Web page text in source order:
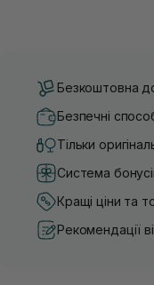
Безкоштовна
Безпечні
Тільки
Система
Кращі ціни та
Рекомендації